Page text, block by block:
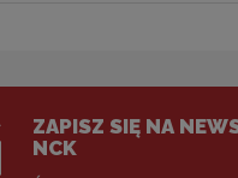
ZAPISZ SIĘ NA
NCK